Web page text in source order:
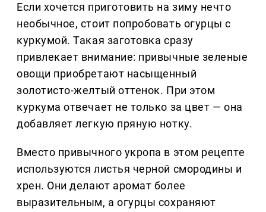
Если хочется приготовить на зиму нечто
необычное, стоит попробовать огурцы с
куркумой. Такая заготовка сразу
привлекает внимание: привычные зеленые
овощи приобретают насыщенный
золотисто-желтый оттенок. При этом
куркума отвечает не только за цвет — она
добавляет легкую пряную нотку.
Вместо привычного укропа в этом рецепте
используются листья черной смородины и
хрен. Они делают аромат более
выразительным, а огурцы сохраняют